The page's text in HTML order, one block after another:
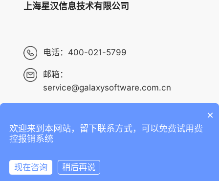
上海星汉信息技术有限公司
电话： 400-021-5799
邮箱：
service@galaxysoftware.com.cn
Copyright ©2013-2023 上海星汉信息技术有限公司 版权
所有 ALL RIGHTS RESERVED.
沪ICP备14001765号-6
沪公网安备 31010402010073号
×
欢迎来到本网站，留下联系方式，可以免费试用费
控报销系统
现在咨询
稍后再说
在线咨询